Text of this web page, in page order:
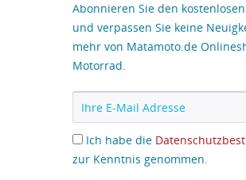
Abonnieren Sie den
und verpassen Sie keine
mehr von Matamoto.de
Motorrad.
Ich habe die
zur Kenntnis genommen.